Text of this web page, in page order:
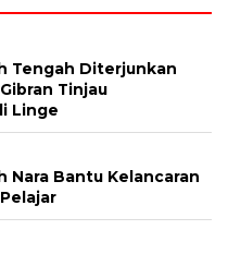
Tengah Diterjunkan
Tinjau
Linge
Nara Bantu Kelancaran